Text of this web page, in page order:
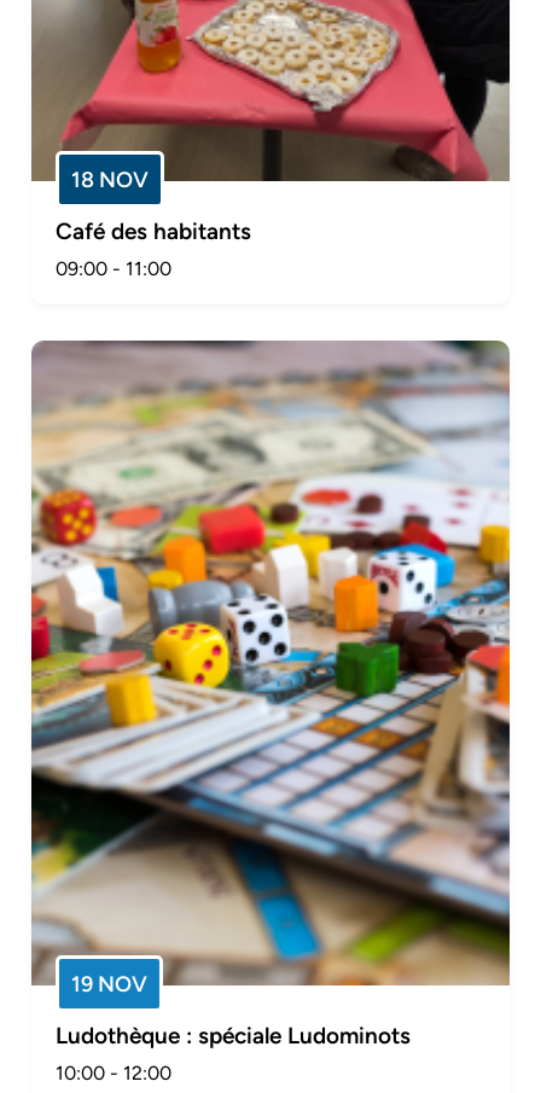
18 NOV
Café des habitants
09:00 - 11:00
19 NOV
Ludothèque : spéciale Ludominots
10:00 - 12:00